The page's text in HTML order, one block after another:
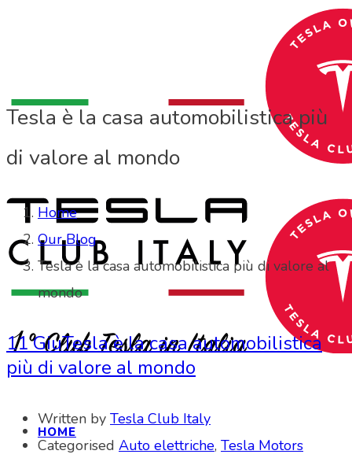
HOME
Tesla è la casa automobilistica più
di valore al mondo
Home
Our Blog
Tesla è la casa automobilistica più di valore al
mondo
11 GiuTesla è la casa automobilistica
più di valore al mondo
Written by Tesla Club Italy
Categorised Auto elettriche, Tesla Motors